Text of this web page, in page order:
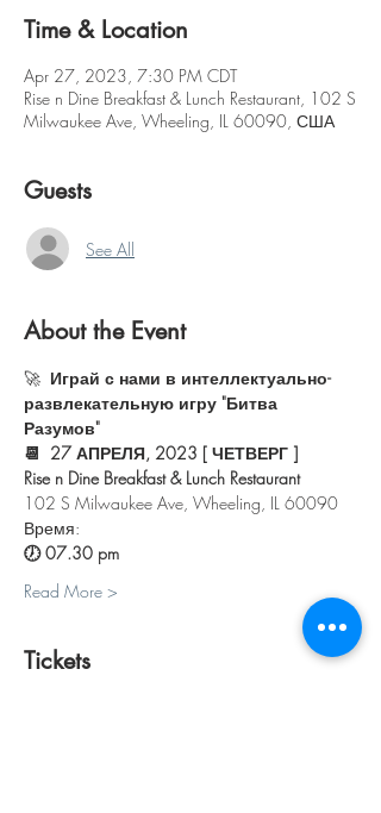
Time & Location
Apr 27, 2023, 7:30 PM CDT
Rise n Dine Breakfast & Lunch Restaurant, 102 S
Milwaukee Ave, Wheeling, IL 60090, США
Guests
See All
About the Event
🚀 Играй с нами в интеллектуально-
развлекательную игру "Битва
Разумов"
📆  27 АПРЕЛЯ, 2023 [ ЧЕТВЕРГ ]
Rise n Dine Breakfast & Lunch Restaurant
102 S Milwaukee Ave, Wheeling, IL 60090
Время:
🕖 07.30 pm
Read More >
Tickets